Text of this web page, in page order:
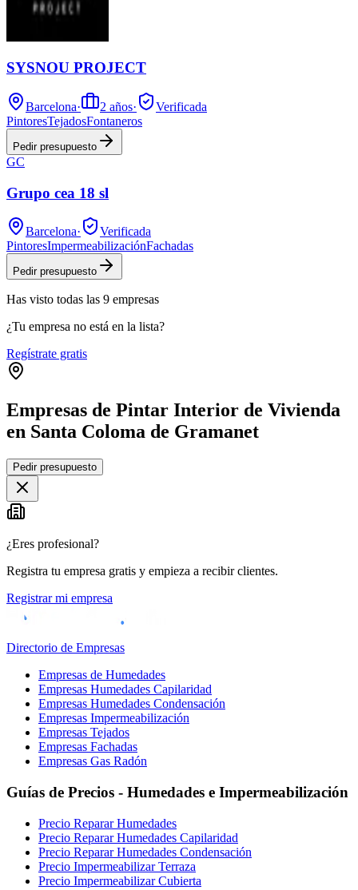
SYSNOU PROJECT
Barcelona· 2 años·
Verificada
PintoresTejadosFontaneros
Pedir presupuesto
GC
Grupo cea 18 sl
Barcelona·
Verificada
PintoresImpermeabilizaciónFachadas
Pedir presupuesto
Has visto todas las 9 empresas
¿Tu empresa no está en la lista?
Regístrate gratis
Empresas de Pintar Interior de Vivienda
en Santa Coloma de Gramanet
+
−
Pedir presupuesto
¿Eres profesional?
Registra tu empresa gratis y empieza a recibir clientes.
Registrar mi empresa
Directorio de Empresas
Empresas de Humedades
Empresas Humedades Capilaridad
Empresas Humedades Condensación
Empresas Impermeabilización
Empresas Tejados
Empresas Fachadas
Empresas Gas Radón
Guías de Precios - Humedades e Impermeabilización
Precio Reparar Humedades
Precio Reparar Humedades Capilaridad
Precio Reparar Humedades Condensación
Precio Impermeabilizar Terraza
Precio Impermeabilizar Cubierta